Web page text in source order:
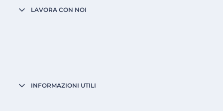
LAVORA CON NOI
INFORMAZIONI UTILI